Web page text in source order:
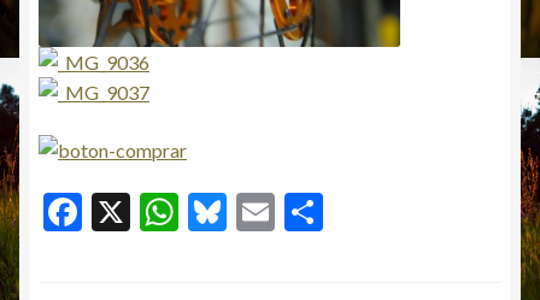
F
X
W Bl E